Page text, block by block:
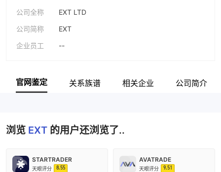
公司全称
EXT LTD
公司简称
EXT
企业员工
--
官网鉴定 关系族谱 相关企业 公司简介
浏览 EXT 的用户还浏览了..
STARTRADER
天眼评分 8.55
AVATRADE
天眼评分 9.51